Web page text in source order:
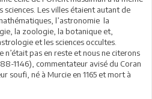
sciences. Les villes étaient autant de
l’astronomie la
la zoologie, la botanique et,
et les sciences occultes.
n’était pas en reste et nous ne citerons
1146), commentateur avisé du Coran
soufi, né à Murcie en 1165 et mort à